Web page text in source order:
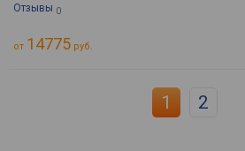
Отзывы 0
от 14775 руб.
1 2